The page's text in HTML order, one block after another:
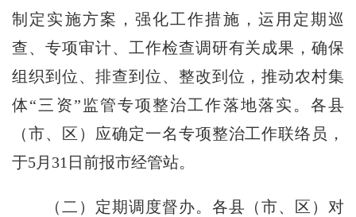
制定实施方案，强化工作措施，运用定期巡
查、专项审计、工作检查调研有关成果，确保
组织到位、排查到位、整改到位，推动农村集
体“三资”监管专项整治工作落地落实。各县
（市、区）应确定一名专项整治工作联络员，
于5月 31 日前报市经管站。
（二）定期调度督办。 各县（市、区）对